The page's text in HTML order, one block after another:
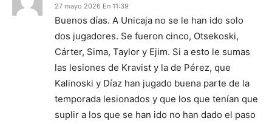
27 mayo 2026 En 11:39
Buenos días. A Unicaja no se le han ido solo
dos jugadores. Se fueron cinco, Otsekoski,
Cárter, Sima, Taylor y Ejim. Si a esto le sumas
las lesiones de Kravist y la de Pérez, que
Kalinoski y Díaz han jugado buena parte de la
temporada lesionados y que los que tenían que
suplir a los que se han ido no han dado el paso